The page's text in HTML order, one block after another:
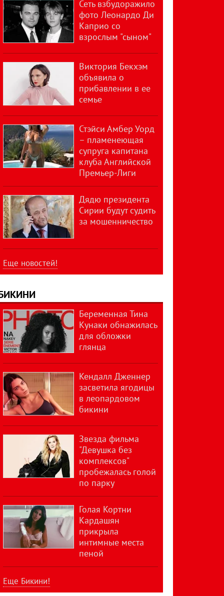
Сеть взбудоражило
фото Леонардо Ди
Каприо со
взрослым "сыном"
Виктория Бекхэм
объявила о
прибавлении в ее
семье
Стэйси Амбер Уорд
– пламенеющая
супруга капитана
клуба Английской
Премьер-Лиги
Дядю президента
Сирии будут судить
за мошенничество
Еще новостей!
Беременная Тина
Кунаки обнажилась
для обложки
глянца
Кендалл Дженнер
засветила ягодицы
в леопардовом
бикини
Звезда фильма
"Девушка без
комплексов"
пробежалась голой
по парку
Голая Кортни
Кардашян
прикрыла
интимные места
пеной
Еще Бикини!